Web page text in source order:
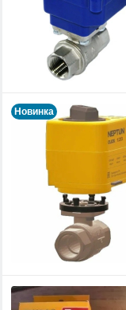
Новинка